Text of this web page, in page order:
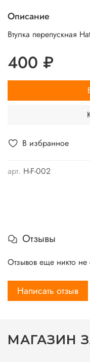
В избранное
арт. H-F-002
Описание
Втулка перепускная
400 ₽
Отзывы
Отзывов еще никто не
Написать отзыв
МАГАЗИН